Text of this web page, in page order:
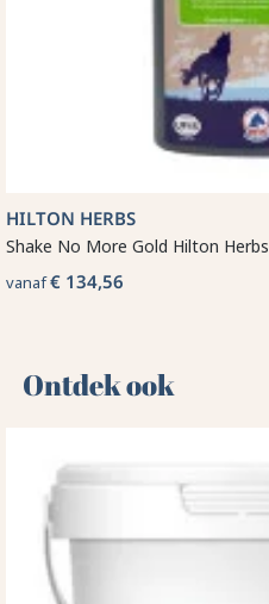
HILTON HERBS
Shake No More Gold Hilton Herbs
vanaf€ 134,56
Ontdek ook 🌻